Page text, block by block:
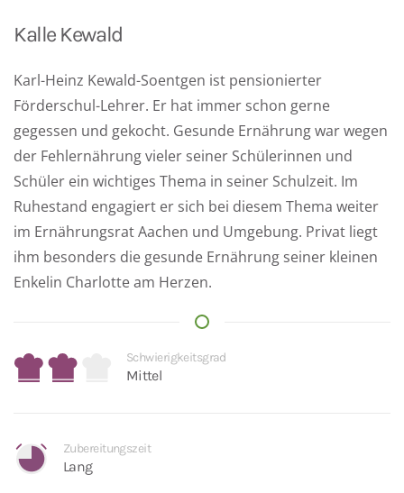
Kalle Kewald
Karl-Heinz Kewald-Soentgen ist pensionierter
Förderschul-Lehrer. Er hat immer schon gerne
gegessen und gekocht. Gesunde Ernährung war wegen
der Fehlernährung vieler seiner Schülerinnen und
Schüler ein wichtiges Thema in seiner Schulzeit. Im
Ruhestand engagiert er sich bei diesem Thema weiter
im Ernährungsrat Aachen und Umgebung. Privat liegt
ihm besonders die gesunde Ernährung seiner kleinen
Enkelin Charlotte am Herzen.
Schwierigkeitsgrad
Mittel
Zubereitungszeit
Lang